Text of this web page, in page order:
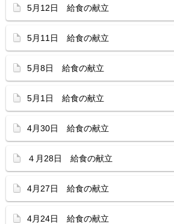
5月12日 給食の献立
5月11日 給食の献立
5月8日 給食の献立
5月1日 給食の献立
4月30日 給食の献立
４月28日 給食の献立
4月27日 給食の献立
4月24日 給食の献立